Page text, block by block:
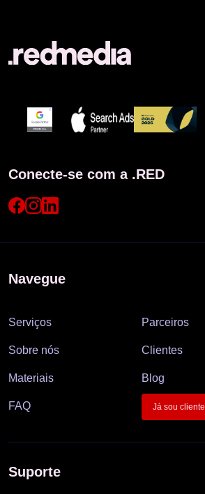
Conecte-se com a .RED
Navegue
Serviços Parceiros
Sobre nós Clientes
Materiais Blog
FAQ Já sou cliente
Suporte